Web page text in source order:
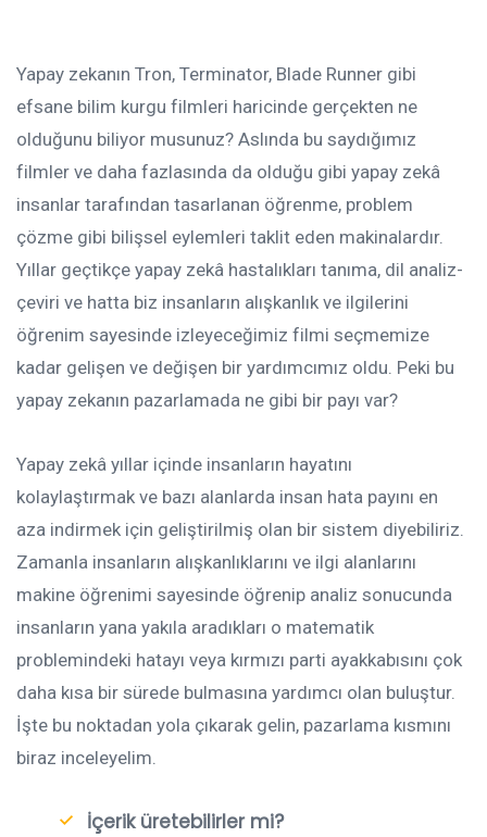
Yapay zekanın Tron, Terminator, Blade Runner gibi
efsane bilim kurgu filmleri haricinde gerçekten ne
olduğunu biliyor musunuz? Aslında bu saydığımız
filmler ve daha fazlasında da olduğu gibi yapay zekâ
insanlar tarafından tasarlanan öğrenme, problem
çözme gibi bilişsel eylemleri taklit eden makinalardır.
Yıllar geçtikçe yapay zekâ hastalıkları tanıma, dil analiz-
çeviri ve hatta biz insanların alışkanlık ve ilgilerini
öğrenim sayesinde izleyeceğimiz filmi seçmemize
kadar gelişen ve değişen bir yardımcımız oldu. Peki bu
yapay zekanın pazarlamada ne gibi bir payı var?
Yapay zekâ yıllar içinde insanların hayatını
kolaylaştırmak ve bazı alanlarda insan hata payını en
aza indirmek için geliştirilmiş olan bir sistem diyebiliriz.
Zamanla insanların alışkanlıklarını ve ilgi alanlarını
makine öğrenimi sayesinde öğrenip analiz sonucunda
insanların yana yakıla aradıkları o matematik
problemindeki hatayı veya kırmızı parti ayakkabısını çok
daha kısa bir sürede bulmasına yardımcı olan buluştur.
İşte bu noktadan yola çıkarak gelin, pazarlama kısmını
biraz inceleyelim.
İçerik üretebilirler mi?